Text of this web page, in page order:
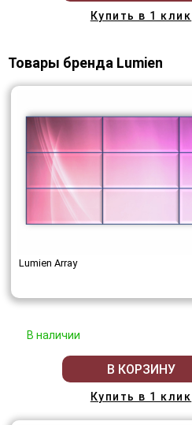
Купить в 1 клик
Товары бренда Lumien
Lumien Array
В наличии
В КОРЗИНУ
Купить в 1 клик